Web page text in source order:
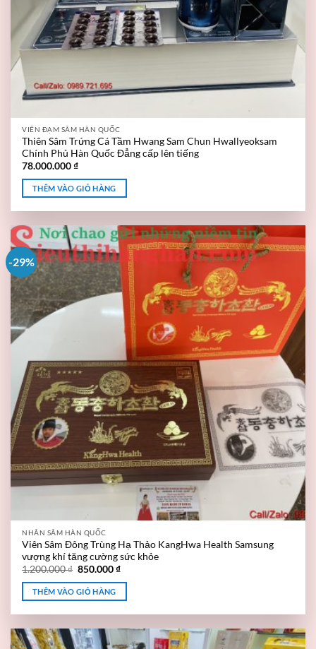
VIÊN ĐẠM SÂM HÀN QUỐC
Thiên Sâm Trứng Cá Tầm Hwang Sam Chun Hwallyeoksam
Chính Phủ Hàn Quốc Đẳng cấp lên tiếng
78.000.000₫
THÊM VÀO GIỎ HÀNG
-29%
NHÂN SÂM HÀN QUỐC
Viên Sâm Đông Trùng Hạ Thảo KangHwa Health Samsung
vượng khí tăng cường sức khỏe
1.200.000₫ 850.000₫
THÊM VÀO GIỎ HÀNG